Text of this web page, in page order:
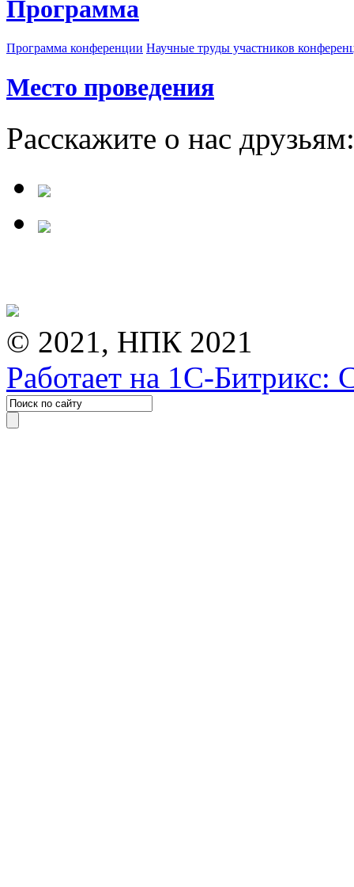
Программа
Программа конференции Научные труды участников
Место проведения
Расскажите о нас друзьям:
© 2021, НПК 2021
Работает на 1С-Битрикс: